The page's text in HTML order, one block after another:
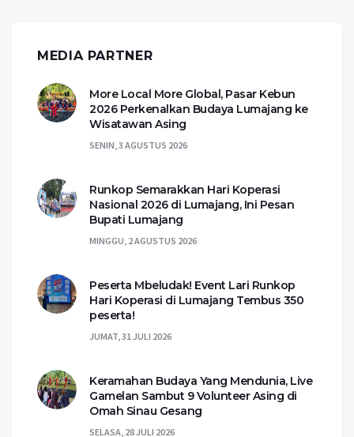
MEDIA PARTNER
More Local More Global, Pasar Kebun
2026 Perkenalkan Budaya Lumajang ke
Wisatawan Asing
SENIN, 3 AGUSTUS 2026
Runkop Semarakkan Hari Koperasi
Nasional 2026 di Lumajang, Ini Pesan
Bupati Lumajang
MINGGU, 2 AGUSTUS 2026
Peserta Mbeludak! Event Lari Runkop
Hari Koperasi di Lumajang Tembus 350
peserta!
JUMAT, 31 JULI 2026
Keramahan Budaya Yang Mendunia, Live
Gamelan Sambut 9 Volunteer Asing di
Omah Sinau Gesang
SELASA, 28 JULI 2026